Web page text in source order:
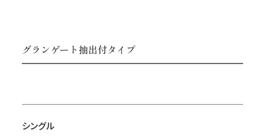
グランゲート抽出付タイプ
シングル